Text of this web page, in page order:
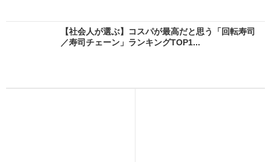
【社会人が選ぶ】コスパが最高だと思う「回転寿司
／寿司チェーン」ランキングTOP1...